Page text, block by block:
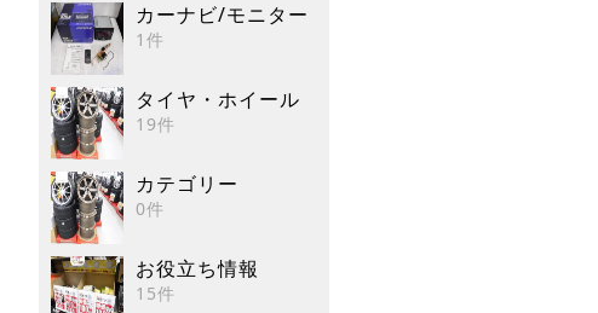
カーナビ/モニター
1件
タイヤ・ホイール
19件
カテゴリー
0件
お役立ち情報
15件